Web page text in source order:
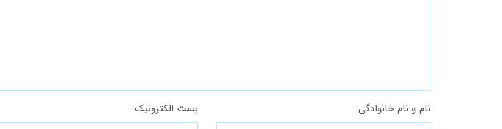
نام و نام خانوادگی پست الکترونیک